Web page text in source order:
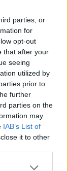
parties, or
for
opt-out
that after your
seeing
utilized by
prior to
further
parties on the
may
IAB’s List of
it to other
per un utilizzo
il tragitto casa-
di portare i figli a
aggiungono altri
consumi
della tassa
l’accesso libero e
centri cittadini e